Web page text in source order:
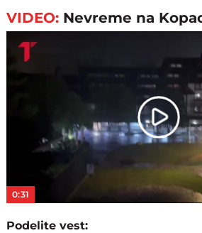
VIDEO: Nevreme na
Play
0:31
Podelite vest: